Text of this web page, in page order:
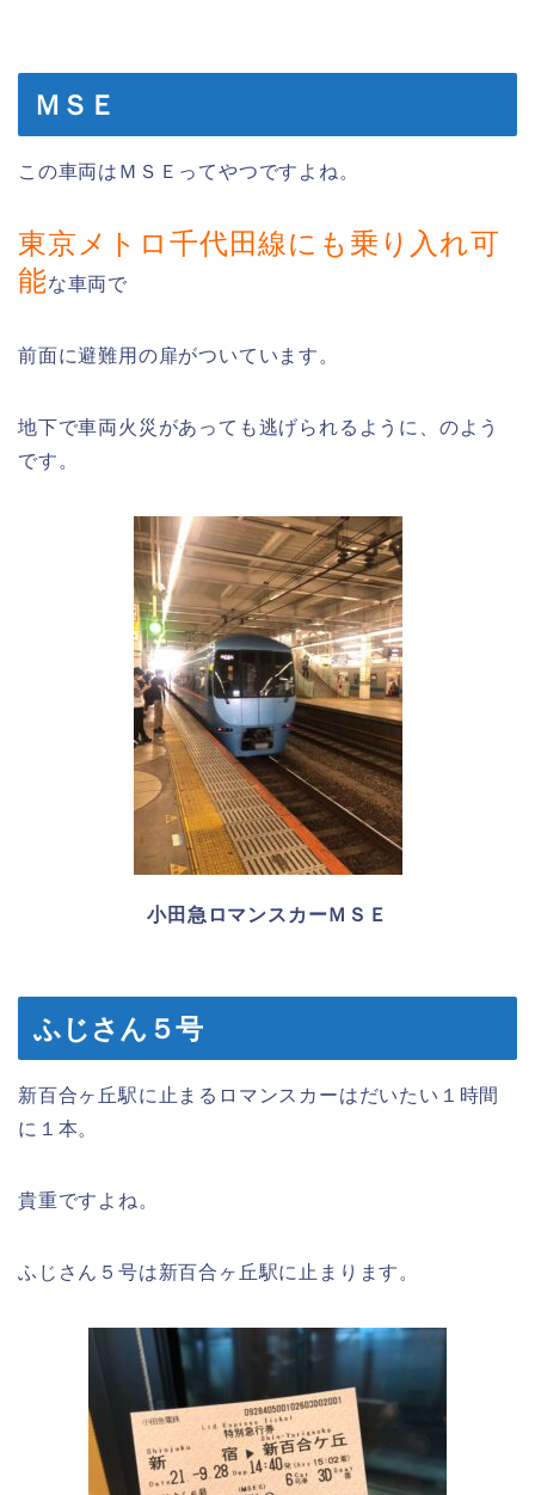
ＭＳＥ
この車両はＭＳＥってやつですよね。
東京メトロ千代田線にも乗り入れ可
能な車両で
前面に避難用の扉がついています。
地下で車両火災があっても逃げられるように、のよう
です。
小田急ロマンスカーＭＳＥ
ふじさん５号
新百合ヶ丘駅に止まるロマンスカーはだいたい１時間
に１本。
貴重ですよね。
ふじさん５号は新百合ヶ丘駅に止まります。